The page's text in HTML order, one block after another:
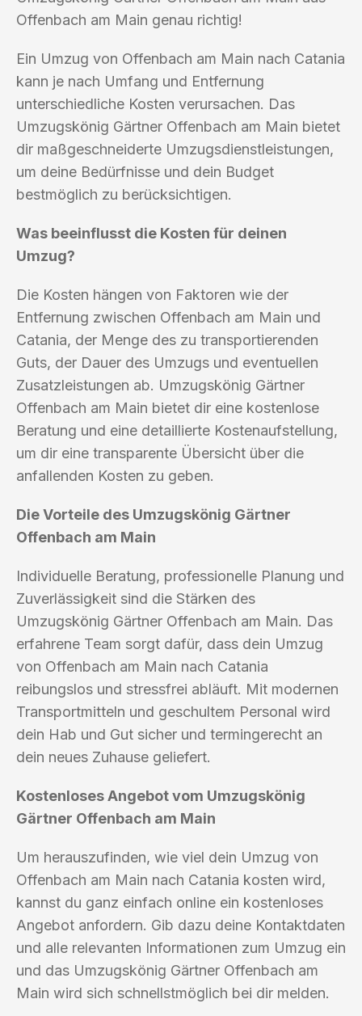
Offenbach am Main genau richtig!
Ein Umzug von Offenbach am Main nach Catania
kann je nach Umfang und Entfernung
unterschiedliche Kosten verursachen. Das
Umzugskönig Gärtner Offenbach am Main bietet
dir maßgeschneiderte Umzugsdienstleistungen,
um deine Bedürfnisse und dein Budget
bestmöglich zu berücksichtigen.
Was beeinflusst die Kosten für deinen
Umzug?
Die Kosten hängen von Faktoren wie der
Entfernung zwischen Offenbach am Main und
Catania, der Menge des zu transportierenden
Guts, der Dauer des Umzugs und eventuellen
Zusatzleistungen ab. Umzugskönig Gärtner
Offenbach am Main bietet dir eine kostenlose
Beratung und eine detaillierte Kostenaufstellung,
um dir eine transparente Übersicht über die
anfallenden Kosten zu geben.
Die Vorteile des Umzugskönig Gärtner
Offenbach am Main
Individuelle Beratung, professionelle Planung und
Zuverlässigkeit sind die Stärken des
Umzugskönig Gärtner Offenbach am Main. Das
erfahrene Team sorgt dafür, dass dein Umzug
von Offenbach am Main nach Catania
reibungslos und stressfrei abläuft. Mit modernen
Transportmitteln und geschultem Personal wird
dein Hab und Gut sicher und termingerecht an
dein neues Zuhause geliefert.
Kostenloses Angebot vom Umzugskönig
Gärtner Offenbach am Main
Um herauszufinden, wie viel dein Umzug von
Offenbach am Main nach Catania kosten wird,
kannst du ganz einfach online ein kostenloses
Angebot anfordern. Gib dazu deine Kontaktdaten
und alle relevanten Informationen zum Umzug ein
und das Umzugskönig Gärtner Offenbach am
Main wird sich schnellstmöglich bei dir melden.